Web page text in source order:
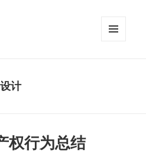
计
权行为总结